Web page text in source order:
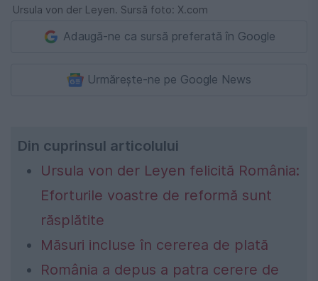
Ursula von der Leyen. Sursă foto: X.com
Adaugă-ne ca sursă preferată în Google
Urmărește-ne pe Google News
Din cuprinsul articolului
Ursula von der Leyen felicită România:
Eforturile voastre de reformă sunt
răsplătite
Măsuri incluse în cererea de plată
România a depus a patra cerere de